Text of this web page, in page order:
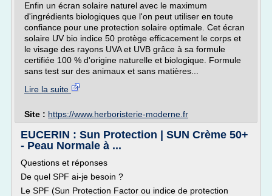
Enfin un écran solaire naturel avec le maximum
d'ingrédients biologiques que l'on peut utiliser en toute
confiance pour une protection solaire optimale. Cet écran
solaire UV bio indice 50 protège efficacement le corps et
le visage des rayons UVA et UVB grâce à sa formule
certifiée 100 % d'origine naturelle et biologique. Formule
sans test sur des animaux et sans matières...
Lire la suite
Site : https://www.herboristerie-moderne.fr
EUCERIN : Sun Protection | SUN Crème 50+
- Peau Normale à ...
Questions et réponses
De quel SPF ai-je besoin ?
Le SPF (Sun Protection Factor ou indice de protection